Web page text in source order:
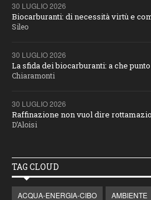
30 LUGLIO 2026
Biocarburanti: di necessità virtù e
Sileo
30 LUGLIO 2026
La sfida dei biocarburanti: a che
Chiaramonti
30 LUGLIO 2026
Raffinazione non vuol dire
D’Aloisi
TAG CLOUD
ACQUA-ENERGIA-CIBO AMBIENTE